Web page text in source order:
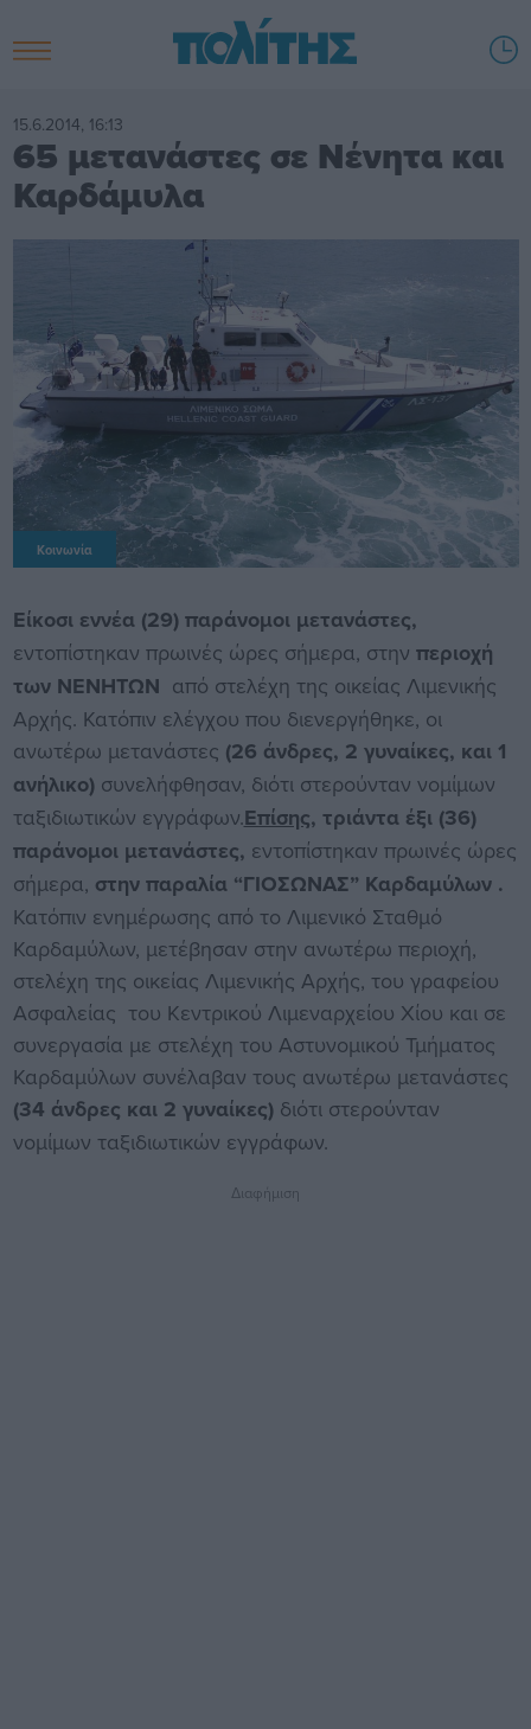
15.6.2014, 16:13
65 μετανάστες σε Νένητα και
Καρδάμυλα
Κοινωνία
Είκοσι εννέα (29) παράνομοι μετανάστες,
εντοπίστηκαν πρωινές ώρες σήμερα, στην περιοχή
των ΝΕΝΗΤΩΝ από στελέχη της οικείας Λιμενικής
Αρχής. Κατόπιν ελέγχου που διενεργήθηκε, οι
ανωτέρω μετανάστες (26 άνδρες, 2 γυναίκες, και 1
ανήλικο)συνελήφθησαν, διότι στερούνταν νομίμων
ταξιδιωτικών εγγράφων.Επίσης, τριάντα έξι (36)
παράνομοι μετανάστες, εντοπίστηκαν πρωινές ώρες
σήμερα, στην παραλία “ΓΙΟΣΩΝΑΣ” Καρδαμύλων .
Κατόπιν ενημέρωσης από το Λιμενικό Σταθμό
Καρδαμύλων, μετέβησαν στην ανωτέρω περιοχή,
στελέχη της οικείας Λιμενικής Αρχής, του γραφείου
Ασφαλείας του Κεντρικού Λιμεναρχείου Χίου και σε
συνεργασία με στελέχη του Αστυνομικού Τμήματος
Καρδαμύλων συνέλαβαν τους ανωτέρω μετανάστες
(34 άνδρες και 2 γυναίκες)διότι στερούνταν
νομίμων ταξιδιωτικών εγγράφων.
Διαφήμιση